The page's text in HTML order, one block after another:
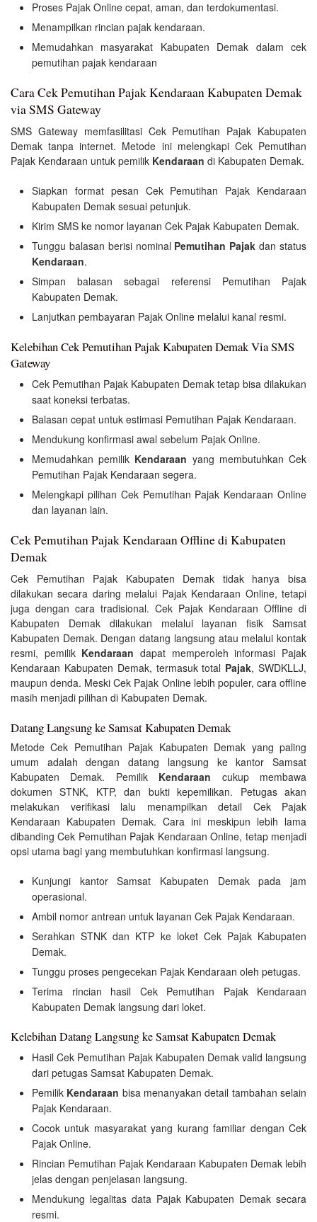
Proses Pajak Online cepat, aman, dan terdokumentasi.
Menampilkan rincian pajak kendaraan.
Memudahkan masyarakat Kabupaten Demak dalam cek
pemutihan pajak kendaraan
Cara Cek Pemutihan Pajak Kendaraan Kabupaten Demak
via SMS Gateway
SMS Gateway memfasilitasi Cek Pemutihan Pajak Kabupaten
Demak tanpa internet. Metode ini melengkapi Cek Pemutihan
Pajak Kendaraan untuk pemilik Kendaraan di Kabupaten Demak.
Siapkan format pesan Cek Pemutihan Pajak Kendaraan
Kabupaten Demak sesuai petunjuk.
Kirim SMS ke nomor layanan Cek Pajak Kabupaten Demak.
Tunggu balasan berisi nominal Pemutihan Pajak dan status
Kendaraan.
Simpan balasan sebagai referensi Pemutihan Pajak
Kabupaten Demak.
Lanjutkan pembayaran Pajak Online melalui kanal resmi.
Kelebihan Cek Pemutihan Pajak Kabupaten Demak Via SMS
Gateway
Cek Pemutihan Pajak Kabupaten Demak tetap bisa dilakukan
saat koneksi terbatas.
Balasan cepat untuk estimasi Pemutihan Pajak Kendaraan.
Mendukung konfirmasi awal sebelum Pajak Online.
Memudahkan pemilik Kendaraan yang membutuhkan Cek
Pemutihan Pajak Kendaraan segera.
Melengkapi pilihan Cek Pemutihan Pajak Kendaraan Online
dan layanan lain.
Cek Pemutihan Pajak Kendaraan Offline di Kabupaten
Demak
Cek Pemutihan Pajak Kabupaten Demak tidak hanya bisa
dilakukan secara daring melalui Pajak Kendaraan Online, tetapi
juga dengan cara tradisional. Cek Pajak Kendaraan Offline di
Kabupaten Demak dilakukan melalui layanan fisik Samsat
Kabupaten Demak. Dengan datang langsung atau melalui kontak
resmi, pemilik Kendaraan dapat memperoleh informasi Pajak
Kendaraan Kabupaten Demak, termasuk total Pajak, SWDKLLJ,
maupun denda. Meski Cek Pajak Online lebih populer, cara offline
masih menjadi pilihan di Kabupaten Demak.
Datang Langsung ke Samsat Kabupaten Demak
Metode Cek Pemutihan Pajak Kabupaten Demak yang paling
umum adalah dengan datang langsung ke kantor Samsat
Kabupaten Demak. Pemilik Kendaraan cukup membawa
dokumen STNK, KTP, dan bukti kepemilikan. Petugas akan
melakukan verifikasi lalu menampilkan detail Cek Pajak
Kendaraan Kabupaten Demak. Cara ini meskipun lebih lama
dibanding Cek Pemutihan Pajak Kendaraan Online, tetap menjadi
opsi utama bagi yang membutuhkan konfirmasi langsung.
Kunjungi kantor Samsat Kabupaten Demak pada jam
operasional.
Ambil nomor antrean untuk layanan Cek Pajak Kendaraan.
Serahkan STNK dan KTP ke loket Cek Pajak Kabupaten
Demak.
Tunggu proses pengecekan Pajak Kendaraan oleh petugas.
Terima rincian hasil Cek Pemutihan Pajak Kendaraan
Kabupaten Demak langsung dari loket.
Kelebihan Datang Langsung ke Samsat Kabupaten Demak
Hasil Cek Pemutihan Pajak Kabupaten Demak valid langsung
dari petugas Samsat Kabupaten Demak.
Pemilik Kendaraan bisa menanyakan detail tambahan selain
Pajak Kendaraan.
Cocok untuk masyarakat yang kurang familiar dengan Cek
Pajak Online.
Rincian Pemutihan Pajak Kendaraan Kabupaten Demak lebih
jelas dengan penjelasan langsung.
Mendukung legalitas data Pajak Kabupaten Demak secara
resmi.